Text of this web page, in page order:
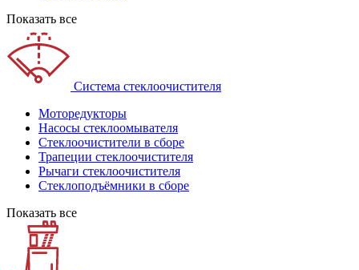
Показать все
Система стеклоочистителя
Моторедукторы
Насосы стеклоомывателя
Стеклоочистители в сборе
Трапеции стеклоочистителя
Рычаги стеклоочистителя
Стеклоподъёмники в сборе
Показать все